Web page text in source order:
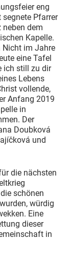
eng
segnete Pfarrer
neben dem
Kapelle.
Nicht im Jahre
eine Tafel
ich still zu dir
Lebens
vollende,
Anfang 2019
in
Der
Doubková
und
die nächsten
schönen
würdig
Eine
dieser
in